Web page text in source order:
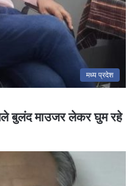
मध्य प्रदेश
बुलंद माउजर लेकर घुम रहे